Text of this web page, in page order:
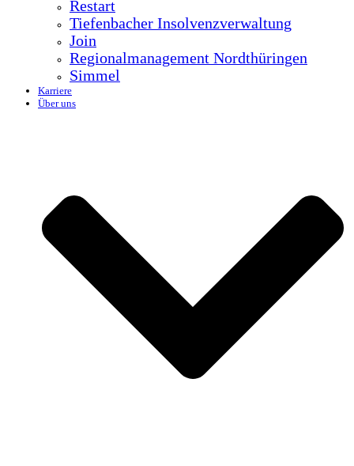
Restart
Tiefenbacher Insolvenzverwaltung
Join
Regionalmanagement Nordthüringen
Simmel
Karriere
Über uns